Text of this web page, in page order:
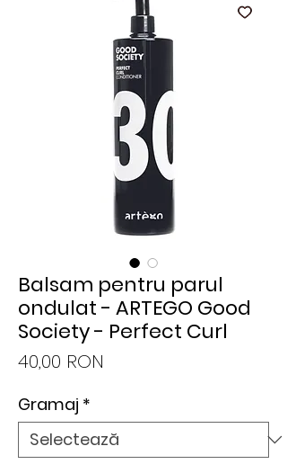
Balsam pentru parul
ondulat - ARTEGO Good
Society - Perfect Curl
40,00 RON
Gramaj *